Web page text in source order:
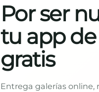
Por ser
tu app de
gratis
Entrega galerías online,